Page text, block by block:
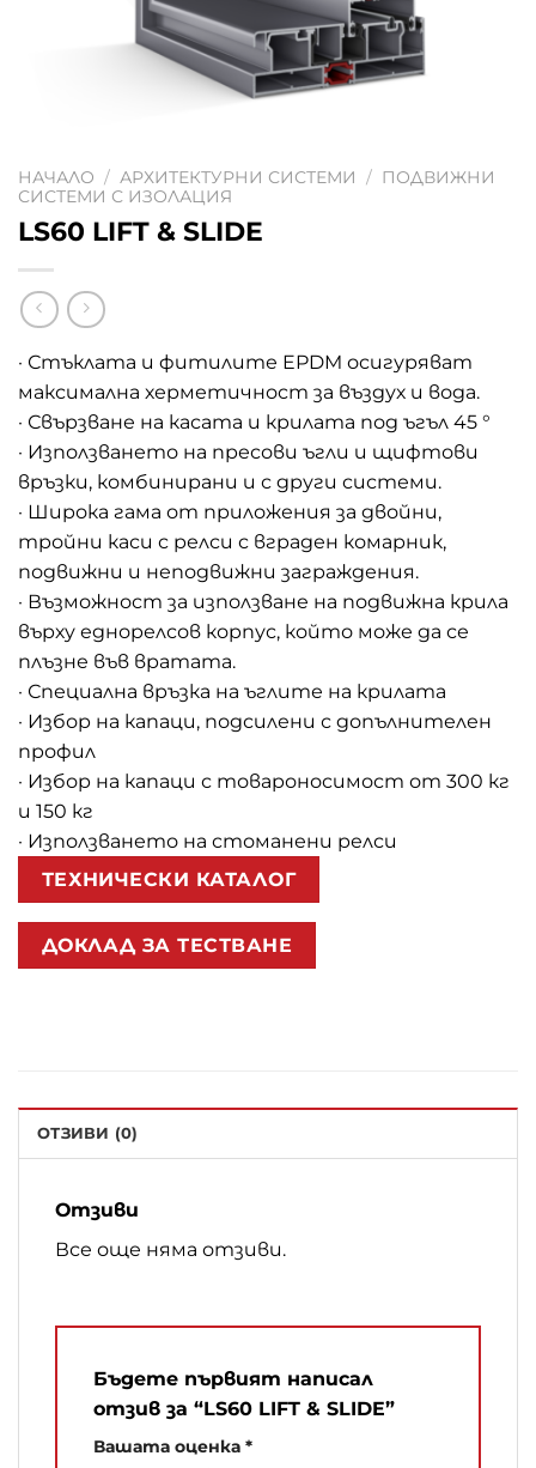
НАЧАЛО / АРХИТЕКТУРНИ СИСТЕМИ / ПОДВИЖНИ
СИСТЕМИ С ИЗОЛАЦИЯ
LS60 LIFT & SLIDE
· Стъклата и фитилите EPDM осигуряват
максимална херметичност за въздух и вода.
· Свързване на касата и крилата под ъгъл 45 °
· Използването на пресови ъгли и щифтови
връзки, комбинирани и с други системи.
· Широка гама от приложения за двойни,
тройни каси с релси с вграден комарник,
подвижни и неподвижни заграждения.
· Възможност за използване на подвижна крила
върху еднорелсов корпус, който може да се
плъзне във вратата.
· Специална връзка на ъглите на крилата
· Избор на капаци, подсилени с допълнителен
профил
· Избор на капаци с товароносимост от 300 кг
и 150 кг
· Използването на стоманени релси
ТЕХНИЧЕСКИ КАТАЛОГ
ДОКЛАД ЗА ТЕСТВАНЕ
ОТЗИВИ (0)
Отзиви
Все още няма отзиви.
Бъдете първият написал
отзив за “LS60 LIFT & SLIDE”
Вашата оценка *